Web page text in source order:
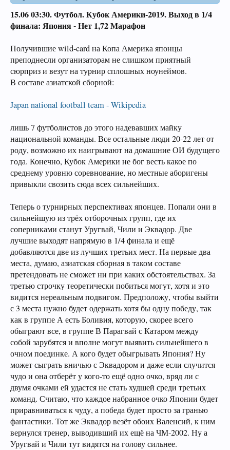
15.06 03:30.Футбол. Кубок Америки-2019.Выход в 1/4
финала: Япония - Нет 1,72 Марафон
Получившие wild-card на Копа Америка японцы
преподнесли организаторам не слишком приятный
сюрприз и везут на турнир сплошных ноунеймов.
В составе азиатской сборной:
Japan national football team - Wikipedia
лишь 7 футболистов до этого надевавших майку
национальной команды. Все остальные люди 20-22 лет от
роду, возможно их наигрывают на домашние ОИ будущего
года. Конечно, Кубок Америки не бог весть какое по
среднему уровню соревнование, но местные аборигены
привыкли свозить сюда всех сильнейших.
Теперь о турнирных перспективах японцев. Попали они в
сильнейшую из трёх отборочных групп, где их
соперниками станут Уругвай, Чили и Эквадор. Две
лучшие выходят напрямую в 1/4 финала и ещё
добавляются две из лучших третьих мест. На первые два
места, думаю, азиатская сборная в таком составе
претендовать не сможет ни при каких обстоятельствах. За
третью строчку теоретически побиться могут, хотя и это
видится нереальным подвигом. Предположу, чтобы выйти
с 3 места нужно будет одержать хотя бы одну победу, так
как в группе А есть Боливия, которую, скорее всего
обыграют все, в группе В Парагвай с Катаром между
собой зарубятся и вполне могут выявить сильнейшего в
очном поединке. А кого будет обыгрывать Япония? Ну
может сыграть вничью с Эквадором и даже если случится
чудо и она отберёт у кого-то ещё одно очко, вряд ли с
двумя очками ей удастся не стать худшей среди третьих
команд. Считаю, что каждое набранное очко Японии будет
приравниваться к чуду, а победа будет просто за гранью
фантастики. Тот же Эквадор везёт обоих Валенсий, к ним
вернулся тренер, выводивший их ещё на ЧМ-2002. Ну а
Уругвай и Чили тут видятся на голову сильнее.